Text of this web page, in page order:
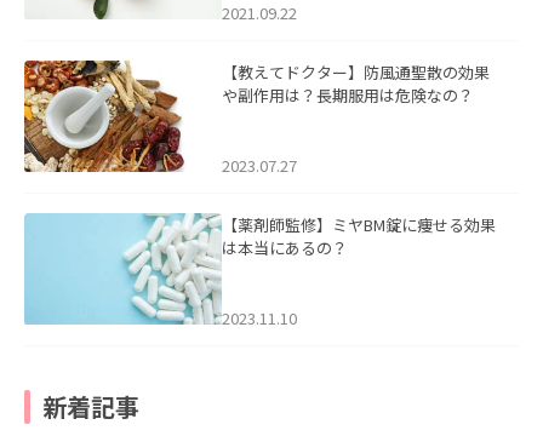
2021.09.22
【教えてドクター】防風通聖散の効果
や副作用は？長期服用は危険なの？
2023.07.27
【薬剤師監修】ミヤBM錠に痩せる効果
は本当にあるの？
2023.11.10
新着記事